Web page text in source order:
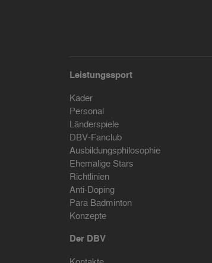
Leistungssport
Kader
Personal
Länderspiele
DBV-Fanclub
Ausbildungsphilosophie
Ehemalige Stars
Richtlinien
Anti-Doping
Para Badminton
Konzepte
Der DBV